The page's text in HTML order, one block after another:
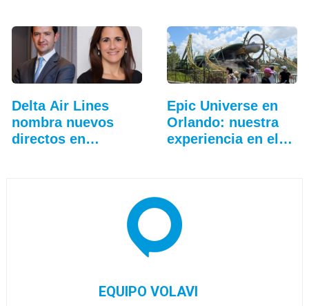
Delta Air Lines
nombra nuevos
directos en
Epic Universe en
Orlando: nuestra
experiencia en el…
EQUIPO VOLAVI